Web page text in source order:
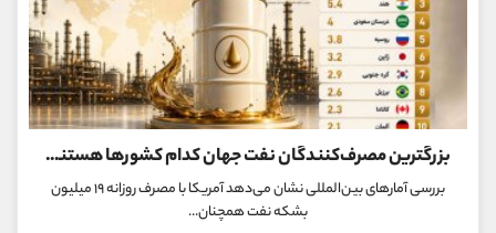
بزرگترین مصرف‌کنندگان نفت جهان کدام کشورها هستند؟
بررسی آمارهای بین‌المللی نشان می‌دهد آمریکا با مصرف روزانه ۱۹ میلیون
بشکه نفت همچنان...